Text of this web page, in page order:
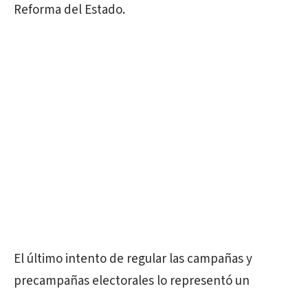
Reforma del Estado.
El último intento de regular las campañas y
precampañas electorales lo representó un